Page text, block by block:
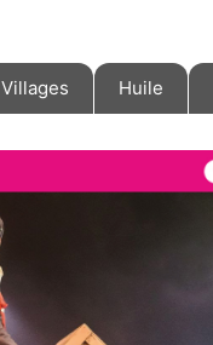
Villages Huile